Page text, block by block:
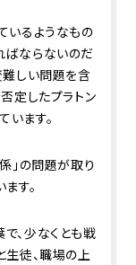
いるようなもの
ばならないのだ
難しい問題を含
定したプラトン
ます。
」の問題が取り
す。
、少なくとも戦
生徒、職場の上